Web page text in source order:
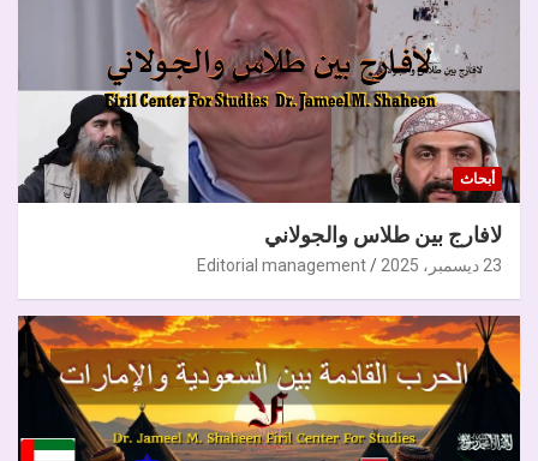
أبحاث
لافارج بين طلاس والجولاني
23 ديسمبر، 2025 Editorial management